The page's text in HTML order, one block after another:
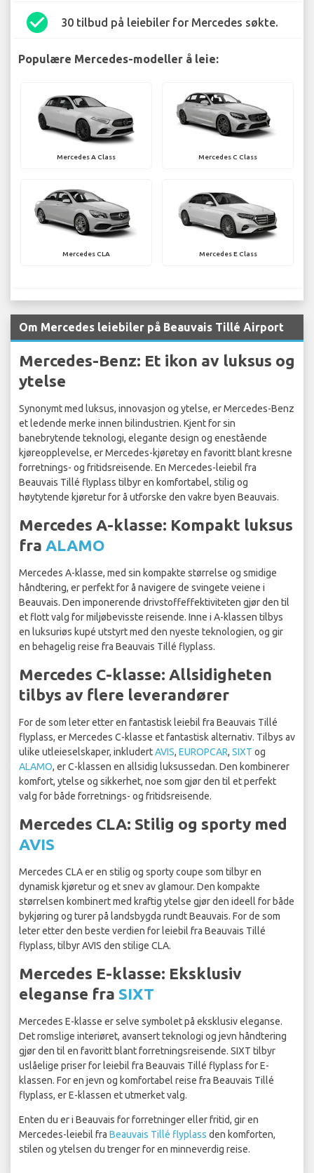
check_circle 30 tilbud på leiebiler for Mercedes søkte.
Populære Mercedes-modeller å leie:
Mercedes A Class Mercedes C Class
Mercedes CLA Mercedes E Class
Om Mercedes leiebiler på Beauvais Tillé Airport
Mercedes-Benz: Et ikon av luksus og
ytelse
Synonymt med luksus, innovasjon og ytelse, er Mercedes-Benz
et ledende merke innen bilindustrien. Kjent for sin
banebrytende teknologi, elegante design og enestående
kjøreopplevelse, er Mercedes-kjøretøy en favoritt blant kresne
forretnings- og fritidsreisende. En Mercedes-leiebil fra
Beauvais Tillé flyplass tilbyr en komfortabel, stilig og
høytytende kjøretur for å utforske den vakre byen Beauvais.
Mercedes A-klasse: Kompakt luksus
fra ALAMO
Mercedes A-klasse, med sin kompakte størrelse og smidige
håndtering, er perfekt for å navigere de svingete veiene i
Beauvais. Den imponerende drivstoffeffektiviteten gjør den til
et flott valg for miljøbevisste reisende. Inne i A-klassen tilbys
en luksuriøs kupé utstyrt med den nyeste teknologien, og gir
en behagelig reise fra Beauvais Tillé flyplass.
Mercedes C-klasse: Allsidigheten
tilbys av flere leverandører
For de som leter etter en fantastisk leiebil fra Beauvais Tillé
flyplass, er Mercedes C-klasse et fantastisk alternativ. Tilbys av
ulike utleieselskaper, inkludertAVIS, EUROPCAR, SIXT og
ALAMO, er C-klassen en allsidig luksussedan. Den kombinerer
komfort, ytelse og sikkerhet, noe som gjør den til et perfekt
valg for både forretnings- og fritidsreisende.
Mercedes CLA: Stilig og sporty med
AVIS
Mercedes CLA er en stilig og sporty coupe som tilbyr en
dynamisk kjøretur og et snev av glamour. Den kompakte
størrelsen kombinert med kraftig ytelse gjør den ideell for både
bykjøring og turer på landsbygda rundt Beauvais. For de som
leter etter den beste verdien for leiebil fra Beauvais Tillé
flyplass, tilbyr AVIS den stilige CLA.
Mercedes E-klasse: Eksklusiv
eleganse fra SIXT
Mercedes E-klasse er selve symbolet på eksklusiv eleganse.
Det romslige interiøret, avansert teknologi og jevn håndtering
gjør den til en favoritt blant forretningsreisende. SIXT tilbyr
uslåelige priser for leiebil fra Beauvais Tillé flyplass for E-
klassen. For en jevn og komfortabel reise fra Beauvais Tillé
flyplass, er E-klassen et utmerket valg.
Enten du er i Beauvais for forretninger eller fritid, gir en
Mercedes-leiebil fra Beauvais Tillé flyplass den komforten,
stilen og ytelsen du trenger for en minneverdig reise.